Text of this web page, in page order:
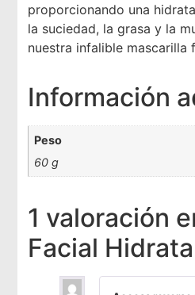
proporcionando una
la suciedad, la grasa y la
nuestra infalible mascarilla
Información
Peso
60 g
1 valoración
Facial